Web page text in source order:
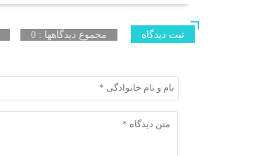
ثبت دیدگاه مجموع دیدگاهها : 0